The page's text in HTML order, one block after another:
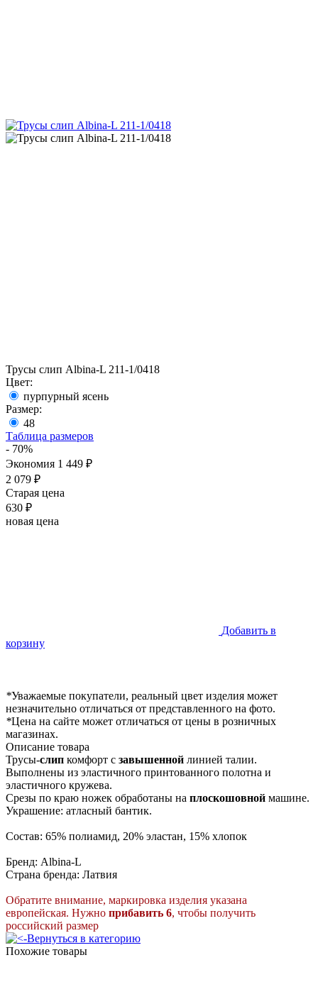
Трусы слип Albina-L 211-1/0418
Цвет:
пурпурный ясень
Размер:
48
Таблица размеров
- 70%
Экономия 1 449 ₽
2 079 ₽
Старая цена
630 ₽
новая цена
Добавить в
корзину
*Уважаемые покупатели, реальный цвет изделия может
незначительно отличаться от представленного на фото.
*Цена на сайте может отличаться от цены в розничных
магазинах.
Описание товара
Трусы-слип комфорт с завышенной линией талии.
Выполнены из эластичного принтованного полотна и
эластичного кружева.
Срезы по краю ножек обработаны на плоскошовной машине.
Украшение: атласный бантик.
Состав: 65% полиамид, 20% эластан, 15% хлопок
Бренд: Albina-L
Страна бренда: Латвия
Обратите внимание, маркировка изделия указана
европейская. Нужно прибавить 6, чтобы получить
российский размер
Вернуться в категорию
Похожие товары